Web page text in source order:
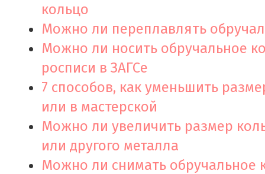
кольцо
Можно ли переплавлять
Можно ли носить обручальное
росписи в ЗАГСе
7 способов, как уменьшить
или в мастерской
Можно ли увеличить размер
или другого металла
Можно ли снимать обручальное